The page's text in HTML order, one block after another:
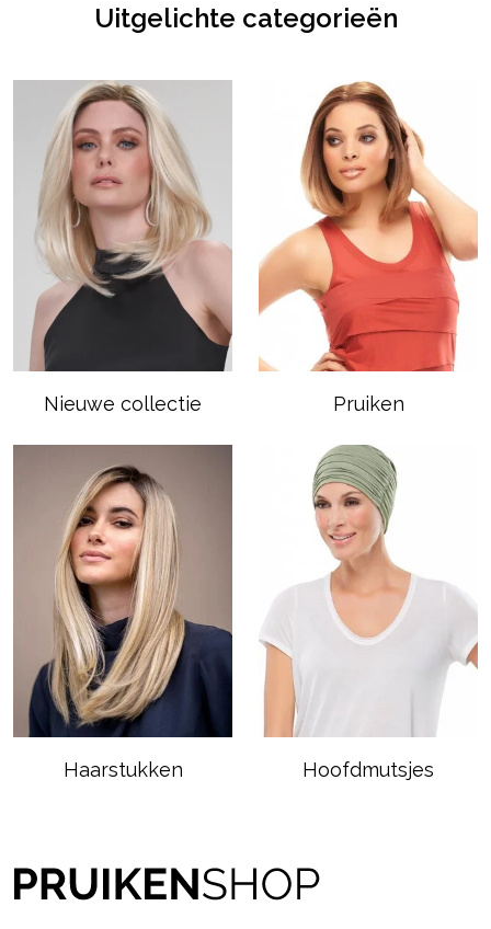
Uitgelichte categorieën
Nieuwe collectie Pruiken
Haarstukken Hoofdmutsjes